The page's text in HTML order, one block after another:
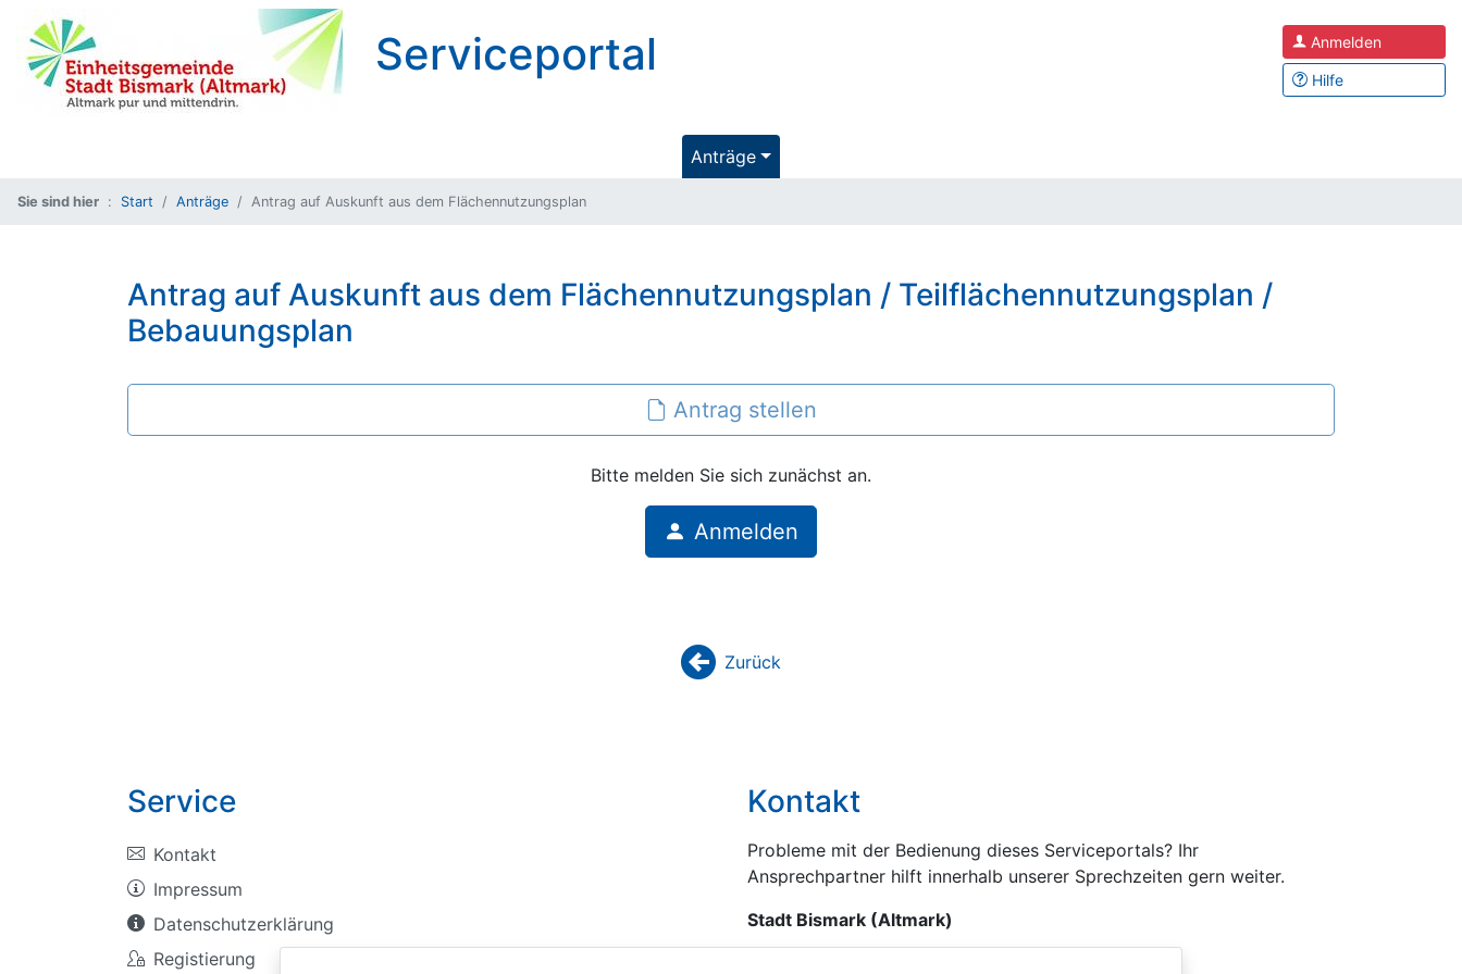
Serviceportal Anmelden
Hilfe
Anträge
Sie sind hier Start Anträge Antrag auf Auskunft aus dem Flächennutzungsplan
Antrag auf Auskunft aus dem Flächennutzungsplan / Teilflächennutzungsplan /
Bebauungsplan
Antrag stellen
Bitte melden Sie sich zunächst an.
Anmelden
backward Zurück
Service
Kontakt
Impressum
Datenschutzerklärung
Registierung
Kontakt
Probleme mit der Bedienung dieses Serviceportals? Ihr
Ansprechpartner hilft innerhalb unserer Sprechzeiten gern weiter.
Stadt Bismark (Altmark)